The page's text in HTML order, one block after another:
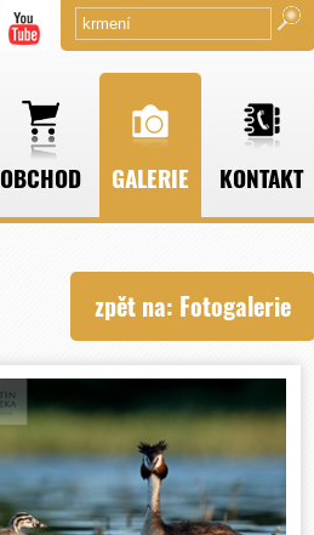
OBCHOD GALERIE KONTAKT
zpět na: Fotogalerie